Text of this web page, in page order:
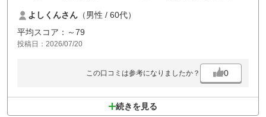
外国人スタッフが多いので、コミュニケーションで多少のズレはありま
したが、時間をかければ問題ないと思います。
よしくんさん （男性 / 60代）
平均スコア：～79
投稿日：2026/07/20
この口コミは参考になりましたか？ 0
続きを見る